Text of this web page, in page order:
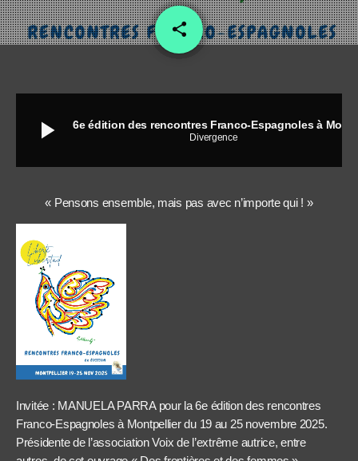
share
email
play_arrow Divergence
« Pensons ensemble, mais pas avec n’importe qui ! »
Invitée : MANUELA PARRA pour la 6e édition des rencontres
Franco-Espagnoles à Montpellier du 19 au 25 novembre 2025.
Présidente de l’association Voix de l’extrême autrice, entre